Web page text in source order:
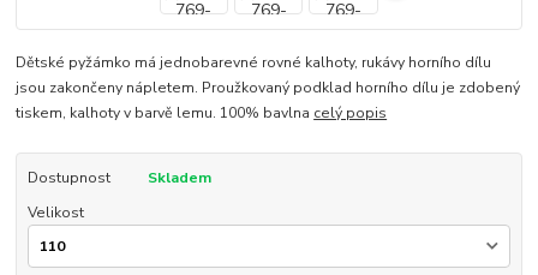
Dětské pyžámko má jednobarevné rovné kalhoty, rukávy horního dílu
jsou zakončeny nápletem. Proužkovaný podklad horního dílu je zdobený
tiskem, kalhoty v barvě lemu. 100% bavlna celý popis
Dostupnost
Skladem
Velikost